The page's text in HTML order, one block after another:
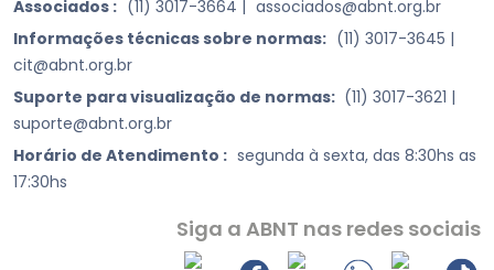
Associados : (11) 3017-3664 | associados@abnt.org.br
Informações técnicas sobre normas: (11) 3017-3645 |
cit@abnt.org.br
Suporte para visualização de normas: (11) 3017-3621 |
suporte@abnt.org.br
Horário de Atendimento : segunda à sexta, das 8:30hs as
17:30hs
Siga a ABNT nas redes sociais